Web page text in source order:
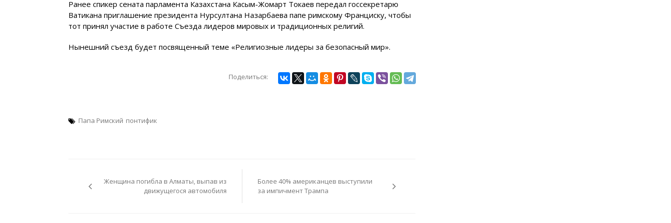
Ранее спикер сената парламента Казахстана Касым-Жомарт Токаев передал госсекретарю
Ватикана приглашение президента Нурсултана Назарбаева папе римскому Франциску, чтобы
тот принял участие в работе Съезда лидеров мировых и традиционных религий.
Нынешний съезд будет посвященный теме «Религиозные лидеры за безопасный мир».
Поделиться:
Папа Римский понтифик
записям
Женщина погибла в Алматы, выпав из
движущегося автомобиля
Более 40% американцев выступили
за импичмент Трампа